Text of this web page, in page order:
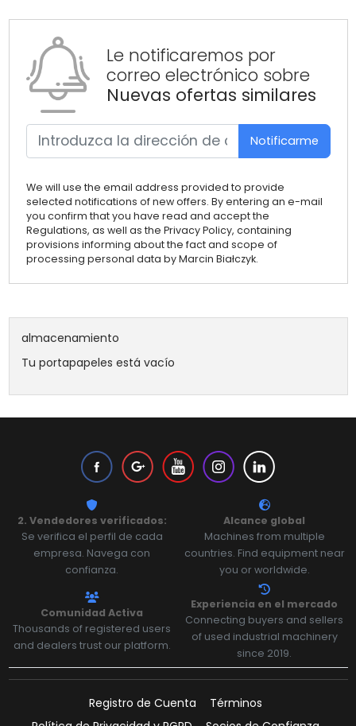
Le notificaremos por
correo electrónico sobre
Nuevas ofertas similares
Notificarme
We will use the email address provided to provide
selected notifications of new offers. By entering an e-mail
you confirm that you have read and accept the
Regulations, as well as the Privacy Policy, containing
provisions informing about the fact and scope of
processing personal data by Marcin Białczyk.
almacenamiento
Tu portapapeles está vacío
2. Vendedores verificados:
Se verifica el perfil de cada
empresa. Navega con
confianza.
Alcance global
Machines from multiple
countries. Find equipment near
you or worldwide.
Comunidad Activa
Thousands of registered users
and dealers trust our platform.
Experiencia en el mercado
Connecting buyers and sellers
of used industrial machinery
since 2019.
Registro de Cuenta
Términos